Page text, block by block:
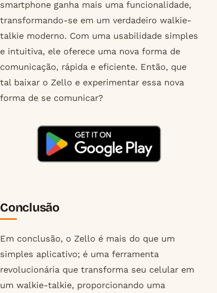
smartphone ganha mais uma funcionalidade,
transformando-se em um verdadeiro walkie-
talkie moderno. Com uma usabilidade simples
e intuitiva, ele oferece uma nova forma de
comunicação, rápida e eficiente. Então, que
tal baixar o Zello e experimentar essa nova
forma de se comunicar?
Conclusão
Em conclusão, o Zello é mais do que um
simples aplicativo; é uma ferramenta
revolucionária que transforma seu celular em
um walkie-talkie, proporcionando uma